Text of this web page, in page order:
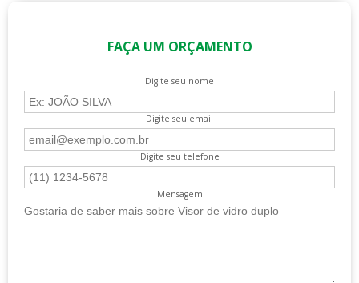
FAÇA UM ORÇAMENTO
Digite seu nome
Digite seu email
Digite seu telefone
Mensagem